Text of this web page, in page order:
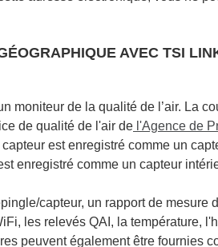
AVEC TSI
moniteur de la qualité de l’air. La
de qualité de l'air de l'Agence de
est enregistré comme un
enregistré comme un capteur
capteur, un rapport de
les relevés QAI, la température,
peuvent également être fournies